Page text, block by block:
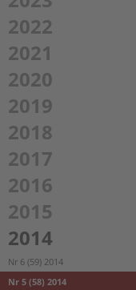
2022
2021
2020
2019
2018
2017
2016
2015
2014
Nr 6 (59) 2014
Nr 5 (58) 2014